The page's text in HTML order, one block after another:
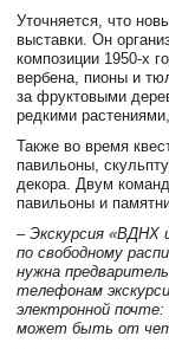
Уточняется, что
выставки. Он
композиции 1950-х
вербена, пионы и
за фруктовыми
редкими
Также во время
павильоны,
декора. Двум
павильоны и
– Экскурсия «ВДНХ
по свободному
нужна
телефонам
электронной почте:
может быть от